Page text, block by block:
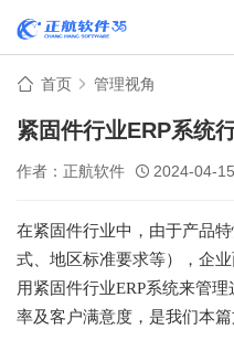
首页 管理视角
紧固件行业ERP系统
作者：正航软件 2024-04-15
在紧固件行业中，由于产品
式、地区标准要求等），企
用紧固件行业ERP系统来管
率及客户满意度，是我们本篇